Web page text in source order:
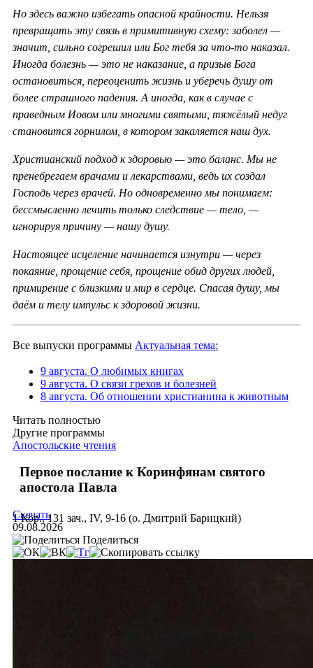
Но здесь важно избегать опасной крайности. Нельзя
превращать эту связь в примитивную схему: заболел —
значит, сильно согрешил или Бог тебя за что-то наказал.
Иногда болезнь — это не наказание, а призыв Бога
остановиться, переоценить жизнь и уберечь душу от
более страшного падения. А иногда, как в случае с
праведным Иовом или многими святыми, тяжёлый недуг
становится горнилом, в котором закаляется наш дух.
Христианский подход к здоровью — это баланс. Мы не
пренебрегаем врачами и лекарствами, ведь их создал
Господь через врачей. Но одновременно мы понимаем:
бессмысленно лечить только следствие — тело, —
игнорируя причину — нашу душу.
Настоящее исцеление начинается изнутри — через
покаяние, прощение себя, прощение обид других людей,
примирение с близкими и мир в сердце. Спасая душу, мы
даём и телу импульс к здоровой жизни.
Все выпуски программы Актуальная тема:
9 августа. О любимых книгах
9 августа. О связи грехов и болезней
8 августа. Об отношении христианина к животным
Читать полностью
Другие программы
Апостольские чтения
Первое послание к Коринфянам святого
апостола Павла
1 Кор., 131 зач., IV, 9-16 (о. Дмитрий Барицкий)
Скачать
09.08.2026
Поделиться